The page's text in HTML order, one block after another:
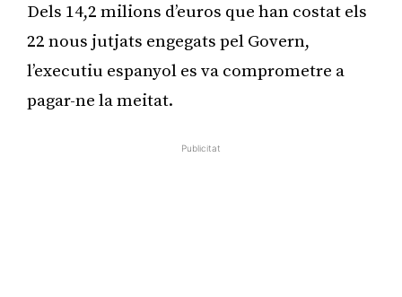
Dels 14,2 milions d’euros que han costat els
22 nous jutjats engegats pel Govern,
l’executiu espanyol es va comprometre a
pagar-ne la meitat.
Publicitat